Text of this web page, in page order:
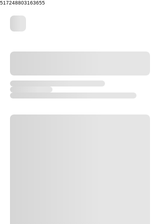
517248803163655